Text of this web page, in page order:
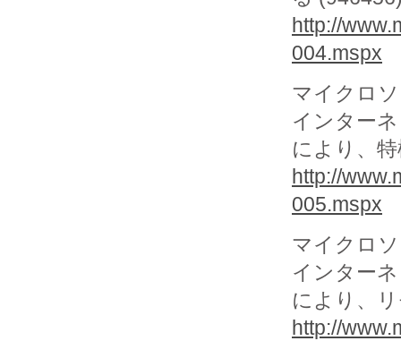
http://
004.mspx
マイクロ
インター
により、
http://
005.mspx
マイクロ
インター
により、
http://